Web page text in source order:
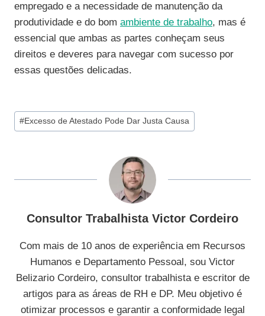
empregado e a necessidade de manutenção da
produtividade e do bom ambiente de trabalho, mas é
essencial que ambas as partes conheçam seus
direitos e deveres para navegar com sucesso por
essas questões delicadas.
Tags
do
#Excesso de Atestado Pode Dar Justa Causa
Consultor Trabalhista Victor Cordeiro
Com mais de 10 anos de experiência em Recursos
Humanos e Departamento Pessoal, sou Victor
Belizario Cordeiro, consultor trabalhista e escritor de
artigos para as áreas de RH e DP. Meu objetivo é
otimizar processos e garantir a conformidade legal